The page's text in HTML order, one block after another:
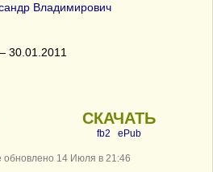
Владимирович
30.01.2011
СКАЧАТЬ
fb2 ePub
обновлено 14 Июля в 21:46